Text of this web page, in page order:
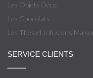
Les Objets Déco
Les Chocolats
Les Thés et Infusions
SERVICE CLIENTS